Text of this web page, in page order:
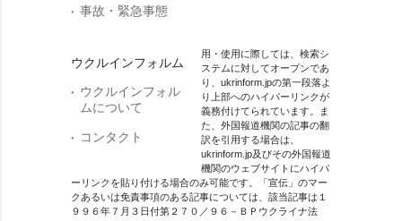
事故・緊急事態
ウクルインフォルム
ウクルインフォル
ムについて
コンタクト
用・使用に際しては、検索シ
ステムに対してオープンであ
り、ukrinform.jpの第一段落よ
り上部へのハイパーリンクが
義務付けてられています。ま
た、外国報道機関の記事の翻
訳を引用する場合は、
ukrinform.jp及びその外国報道
機関のウェブサイトにハイパ
ーリンクを貼り付ける場合のみ可能です。「宣伝」のマー
クあるいは免責事項のある記事については、該当記事は１
９９６年７月３日付第２７０／９６－ＢＰウクライナ法